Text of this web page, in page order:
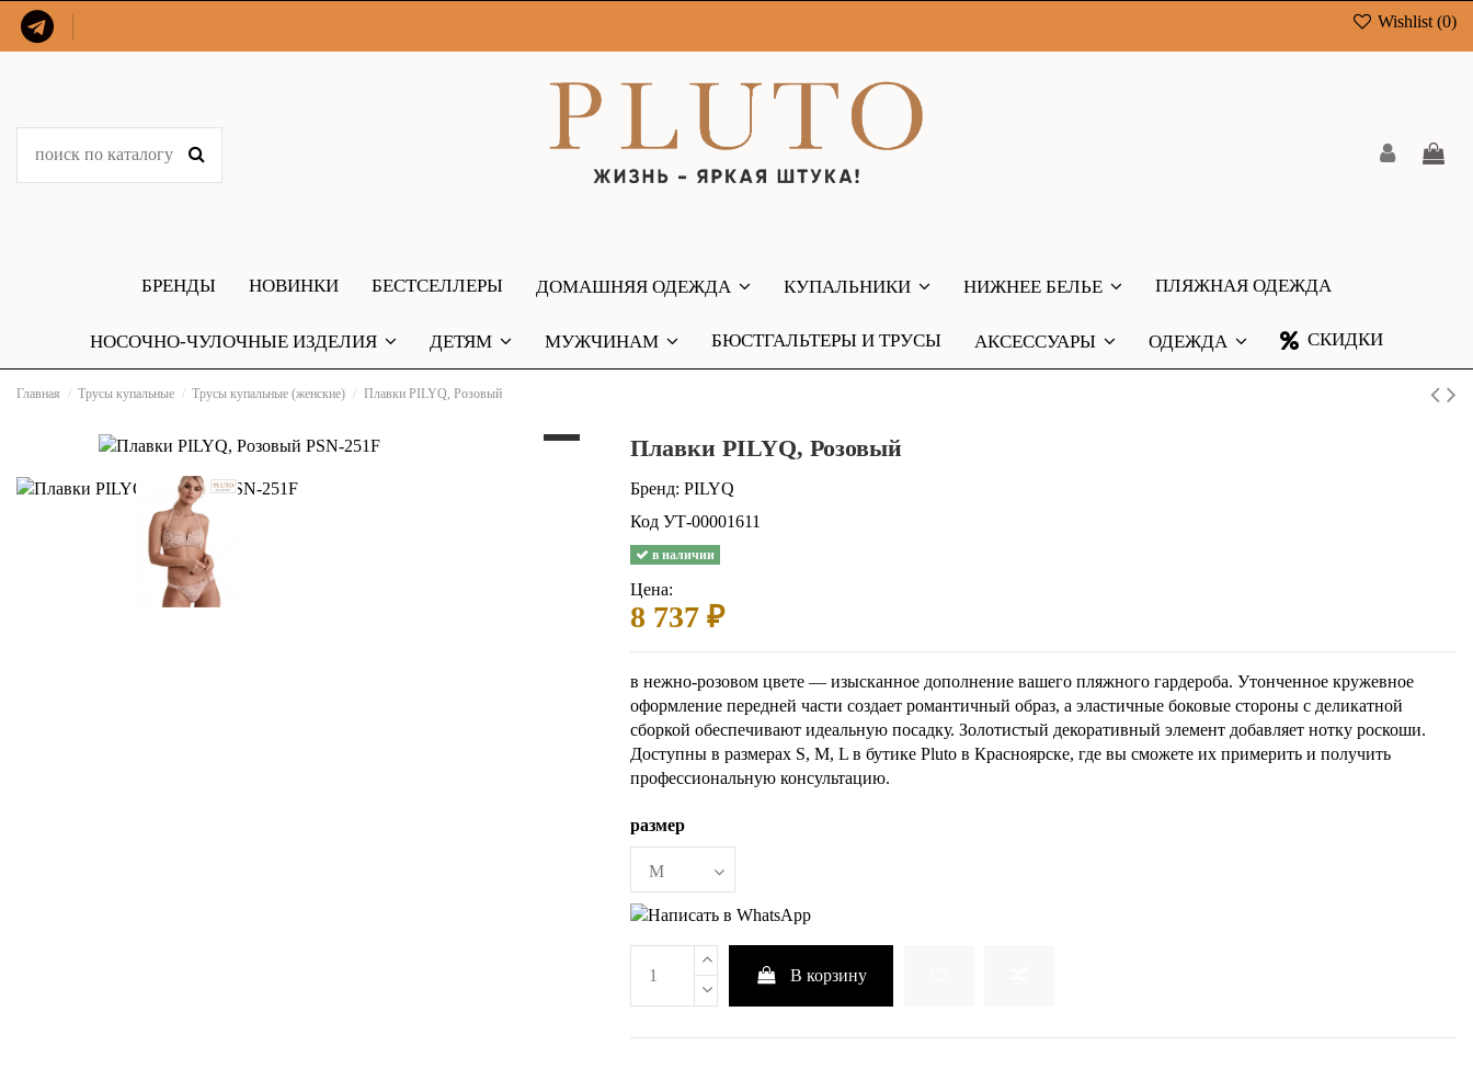
Wishlist (0)
БРЕНДЫ НОВИНКИ БЕСТСЕЛЛЕРЫ ДОМАШНЯЯ ОДЕЖДА КУПАЛЬНИКИ НИЖНЕЕ БЕЛЬЕ ПЛЯЖНАЯ ОДЕЖДА
НОСОЧНО-ЧУЛОЧНЫЕ ИЗДЕЛИЯ ДЕТЯМ МУЖЧИНАМ БЮСТГАЛЬТЕРЫ И ТРУСЫ АКСЕССУАРЫ ОДЕЖДА СКИДКИ
Главная Трусы купальные Трусы купальные (женские) Плавки PILYQ, Розовый
Плавки PILYQ, Розовый
Бренд: PILYQ
Код УТ-00001611
в наличии
Цена:
8 737 ₽
в нежно-розовом цвете — изысканное дополнение вашего пляжного гардероба. Утонченное кружевное
оформление передней части создает романтичный образ, а эластичные боковые стороны с деликатной
сборкой обеспечивают идеальную посадку. Золотистый декоративный элемент добавляет нотку роскоши.
Доступны в размерах S, M, L в бутике Pluto в Красноярске, где вы сможете их примерить и получить
профессиональную консультацию.
размер
В корзину